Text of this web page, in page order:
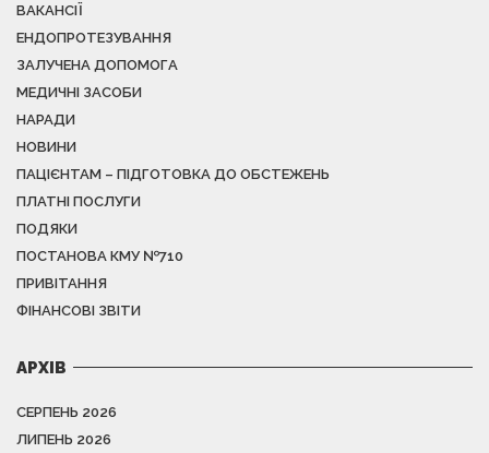
ВАКАНСІЇ
ЕНДОПРОТЕЗУВАННЯ
ЗАЛУЧЕНА ДОПОМОГА
МЕДИЧНІ ЗАСОБИ
НАРАДИ
НОВИНИ
ПАЦІЄНТАМ – ПІДГОТОВКА ДО ОБСТЕЖЕНЬ
ПЛАТНІ ПОСЛУГИ
ПОДЯКИ
ПОСТАНОВА КМУ №710
ПРИВІТАННЯ
ФІНАНСОВІ ЗВІТИ
АРХІВ
СЕРПЕНЬ 2026
ЛИПЕНЬ 2026